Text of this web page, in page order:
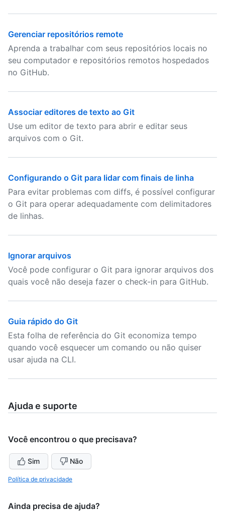
Gerenciar repositórios remote
Aprenda a trabalhar com seus repositórios locais no
seu computador e repositórios remotos hospedados
no GitHub.
Associar editores de texto ao Git
Use um editor de texto para abrir e editar seus
arquivos com o Git.
Configurando o Git para lidar com finais de linha
Para evitar problemas com diffs, é possível configurar
o Git para operar adequadamente com delimitadores
de linhas.
Ignorar arquivos
Você pode configurar o Git para ignorar arquivos dos
quais você não deseja fazer o check-in para GitHub.
Guia rápido do Git
Esta folha de referência do Git economiza tempo
quando você esquecer um comando ou não quiser
usar ajuda na CLI.
Ajuda e suporte
Você encontrou o que precisava?
Sim Não
Política de privacidade
Ainda precisa de ajuda?